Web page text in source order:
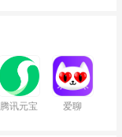
腾讯元宝 爱聊